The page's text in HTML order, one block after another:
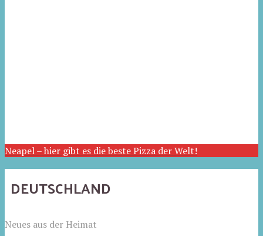
Neapel – hier gibt es die beste Pizza der Welt!
DEUTSCHLAND
Neues aus der Heimat